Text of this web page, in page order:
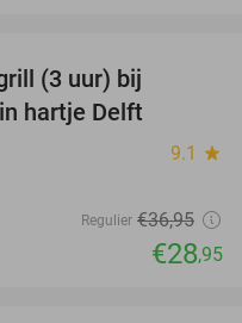
(3 uur) bij
hartje Delft
9.1 star
Regulier €36,95
€28,95